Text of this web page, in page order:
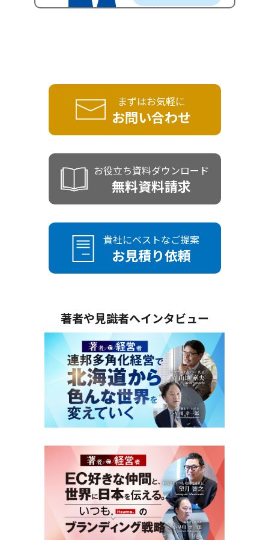
まずはお気軽に
お問い合わせ
お役立ち資料ダウンロード
無料資料請求
貴社にベストなご提案
お見積り依頼
著者や見識者へインタビュー